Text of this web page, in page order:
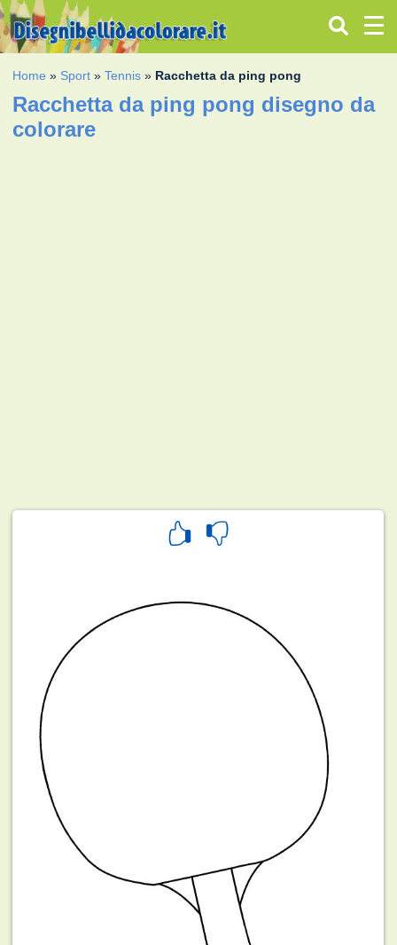
Home » Sport »Tennis » Racchetta da ping pong
Racchetta da ping pong disegno da
colorare